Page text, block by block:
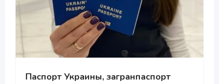
Паспорт Украины, загранпаспорт